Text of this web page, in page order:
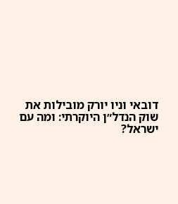
דובאי וניו יורק מובילות את
שוק הנדל״ן היוקרתי: ומה עם
ישראל?